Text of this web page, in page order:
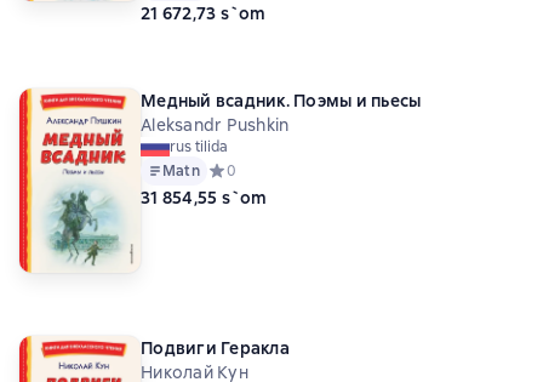
21 672,73 s`om
Медный всадник. Поэмы и пьесы
Aleksandr Pushkin
rus tilida
Matn Средний рейтинг 0 на основе 0 оценок
0
31 854,55 s`om
Подвиги Геракла
Николай Кун